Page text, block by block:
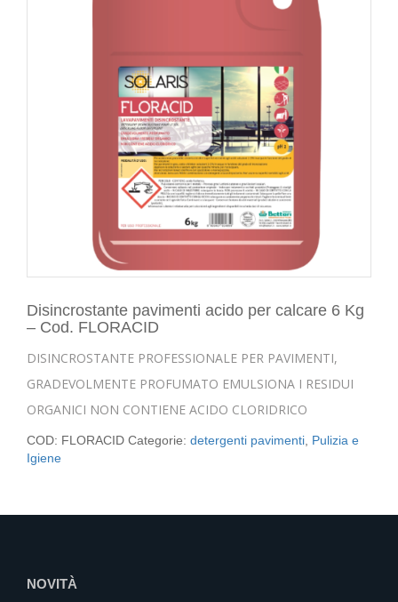
Disincrostante pavimenti acido per calcare 6 Kg
– Cod. FLORACID
DISINCROSTANTE PROFESSIONALE PER PAVIMENTI,
GRADEVOLMENTE PROFUMATO EMULSIONA I RESIDUI
ORGANICI NON CONTIENE ACIDO CLORIDRICO
COD: FLORACID Categorie: detergenti pavimenti, Pulizia e
Igiene
NOVITÀ